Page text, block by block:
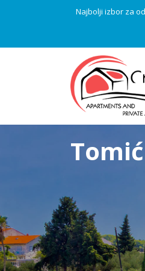
Najbolji izbor za
Tomić